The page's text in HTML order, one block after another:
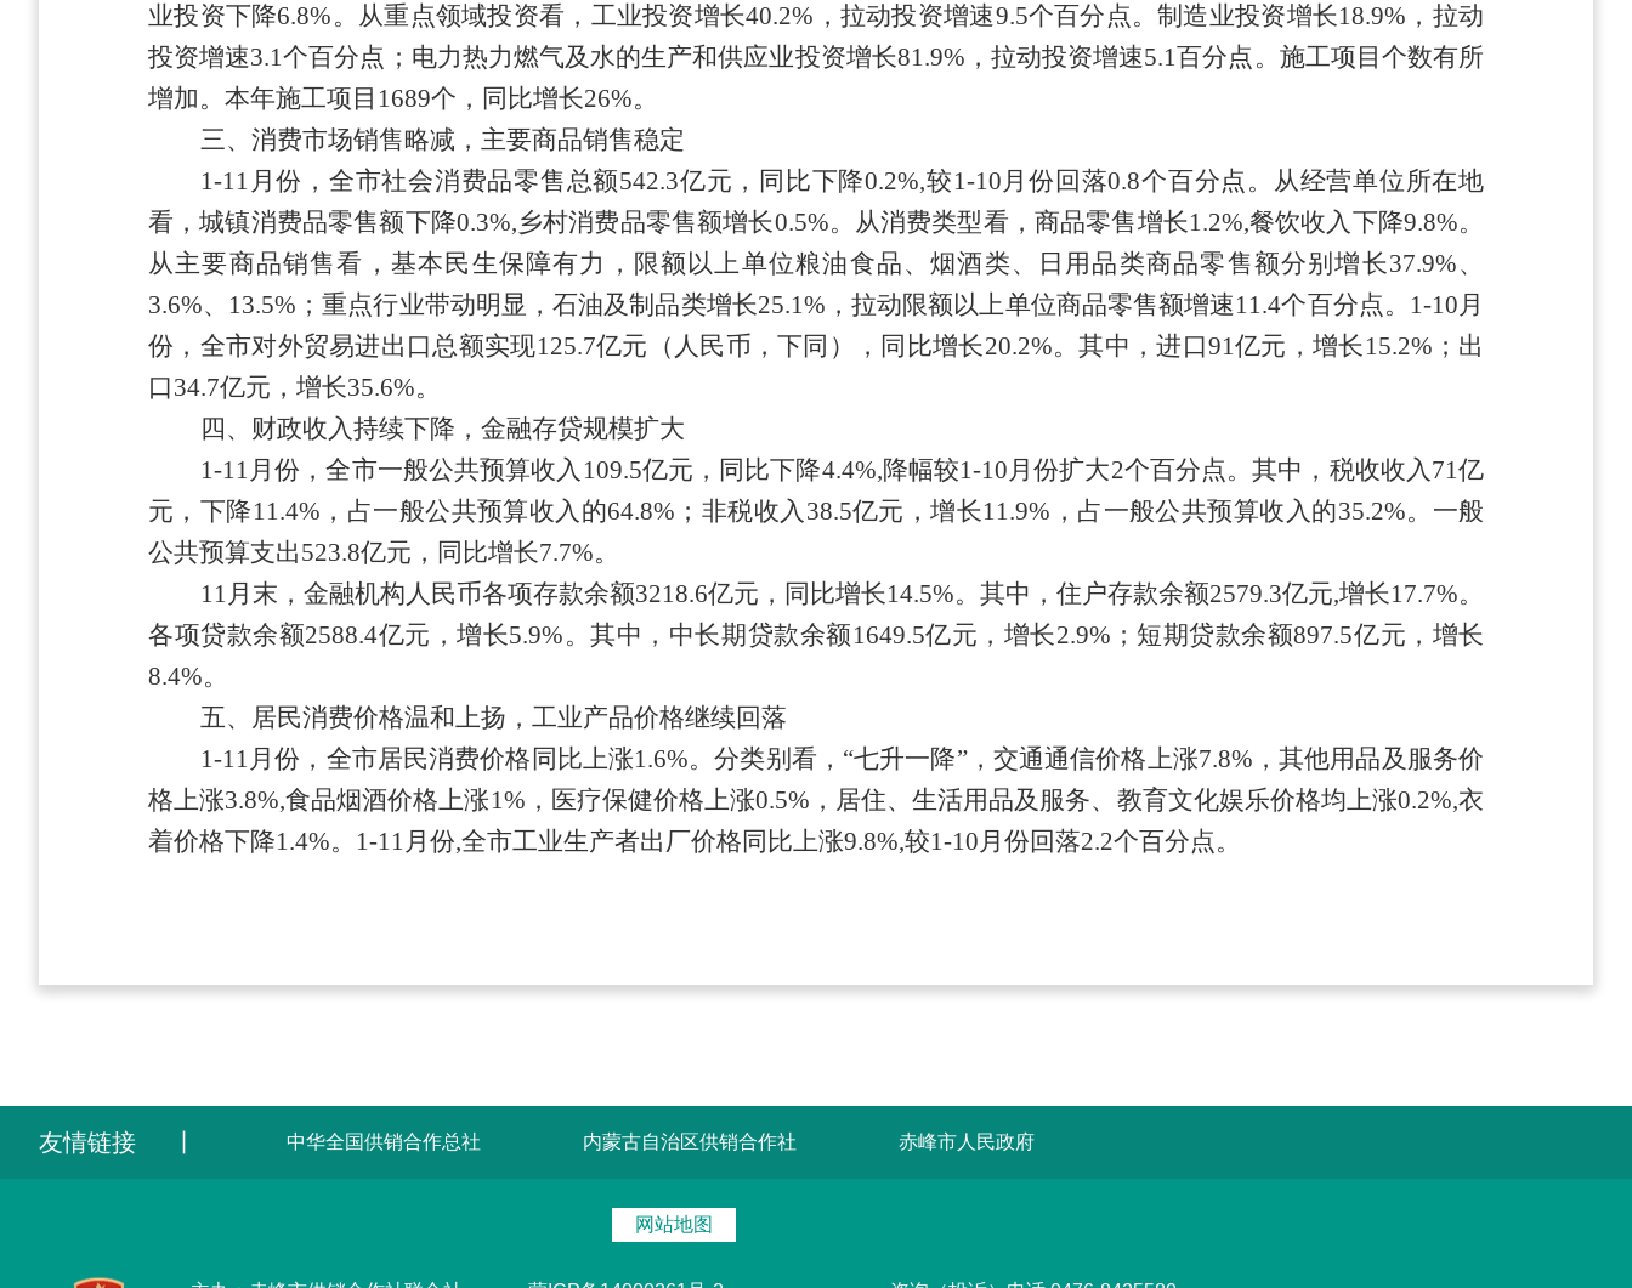
业投资下降6.8%。 从重点领域投资看， 工业投资增长40.2%，拉动投资增速9.5个百分点。制造业投资增长18.9%，拉动
投资增速3.1个百分点；电力热力燃气及水的生产和供应业投资增长81.9% ，拉动投资增速5.1百分点。 施工项目个数有所
增加。 本年施工项目 1689个，同比增长26%。
三、消费市场销售略减 ，主要商品销售稳定
1-11月份，全市社会消费品零售总额542.3亿元，同比下降0.2%,较1-10月份回落0.8个百分点。 从经营单位所在地
看，城镇消费品零售额下降0.3%,乡村消费品零售额增长0.5%。 从消费类型看， 商品零售增长1.2%,餐饮收入下降9.8%。
从主要商品销售看， 基本民生保障有力，限额以上单位粮油食品、烟酒类、 日用品类商品零售额分别增长37.9%、
3.6%、13.5% ；重点行业带动明显，石油及制品类增长25.1%，拉动限额以上单位商品零售额增速11.4个百分点。 1-10月
份，全市对外贸易进出口总额实现125.7亿元（人民币，下同），同比增长20.2%。其中，进口91亿元，增长 15.2%；出
口34.7亿元，增长35.6%。
四、财政收入持续下降 ，金融存贷规模扩大
1-11月份，全市一般公共预算收入 109.5亿元， 同比下降4.4%,降幅较1-10月份扩大2个百分点。其中，税收收入71亿
元，下降11.4%，占一般公共预算收入的64.8%；非税收入 38.5亿元，增长11.9%，占一般公共预算收入的35.2%。 一般
公共预算支出523.8亿元 ，同比增长7.7%。
11月末， 金融机构人民币各项存款余额3218.6亿元 ，同比增长14.5%。 其中，住户存款余额2579.3亿元,增长17.7%。
各项贷款余额2588.4亿元 ，增长5.9%。其中，中长期贷款余额1649.5亿元，增长2.9%；短期贷款余额897.5亿元，增长
8.4%。
五、居民消费价格温和上扬，工业产品价格继续回落
1-11月份，全市居民消费价格同比上涨1.6%。分类别看，“七升一降”，交通通信价格上涨7.8%，其他用品及服务价
格上涨3.8%,食品烟酒价格上涨1%，医疗保健价格上涨0.5%，居住、生活用品及服务、教育文化娱乐价格均上涨0.2%,衣
着价格下降1.4%。1-11月份,全市工业生产者出厂价格同比上涨9.8%,较1-10月份回落2.2个百分点。
友情链接 中华全国供销合作总社 内蒙古自治区供销合作社 赤峰市人民政府
网站地图